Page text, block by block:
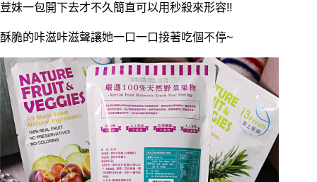
荳妹一包開下去才不久簡直可以用秒殺來形容!!
酥脆的咔滋咔滋聲讓她一口一口接著吃個不停~